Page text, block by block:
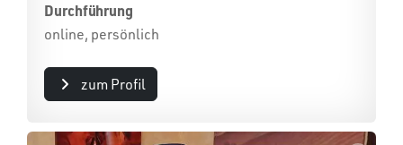
Durchführung
online, persönlich
zum Profil